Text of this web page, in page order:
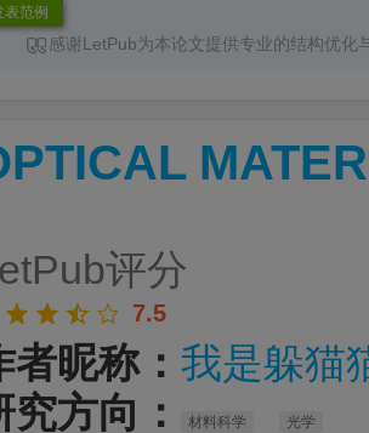
表范例
感谢LetPub为本论文提供专业的结构优化
时，编辑对英文语法、专业术语和句式表达进
改，有效提升了论文的规范性、准确性和可读
评分
7.5
者昵称： 我是躲猫
究方向：
材料科学 光学